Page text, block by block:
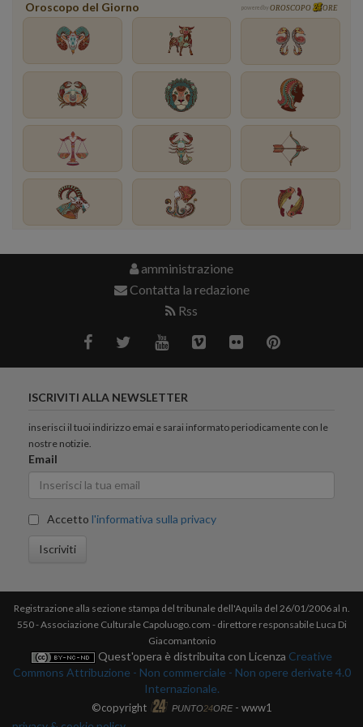
Oroscopo del Giorno powered by OROSCOPO ORE
amministrazione
Contatta la redazione
Rss
ISCRIVITI ALLA NEWSLETTER
inserisci il tuoi indirizzo emai e sarai informato periodicamente con le
nostre notizie.
Email
Accetto l'informativa sulla privacy
Iscriviti
Registrazione alla sezione stampa del tribunale dell'Aquila del 26/01/2006 al n.
550 - Associazione Culturale Capoluogo.com - direttore responsabile Luca Di
Giacomantonio
Quest'opera è distribuita con Licenza Creative
Commons Attribuzione - Non commerciale - Non opere derivate 4.0
Internazionale.
©copyright PUNTO24ORE- www1